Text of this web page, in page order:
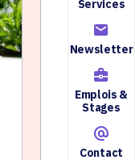
Services
Newsletter
Emplois &
Stages
Contact